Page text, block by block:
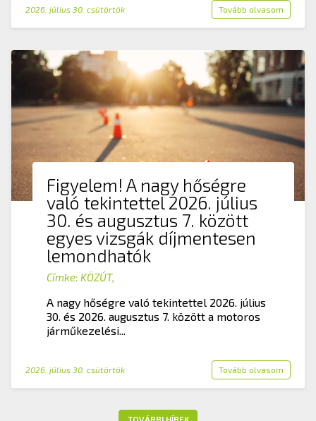
2026. július 30. csütörtök Tovább olvasom
Figyelem! A nagy hőségre
való tekintettel 2026. július
30. és augusztus 7. között
egyes vizsgák díjmentesen
lemondhatók
Címke: KÖZÚT,
A nagy hőségre való tekintettel 2026. július
30. és 2026. augusztus 7. között a motoros
járműkezelési...
2026. július 30. csütörtök Tovább olvasom
TOVÁBBI HÍREK